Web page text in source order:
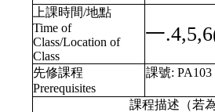
上課時間/地點
Time of
Class/Location of
Class
一
先修課程
Prerequisites
課號: PA103
課程描述（若